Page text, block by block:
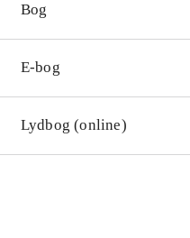
Bog
E-bog
Lydbog (online)